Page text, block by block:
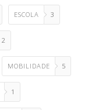
ESCOLA 3
2
MOBILIDADE 5
1